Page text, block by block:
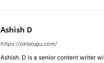
Ashish D
https://oktelugu.com/
Ashish. D is a senior content writer